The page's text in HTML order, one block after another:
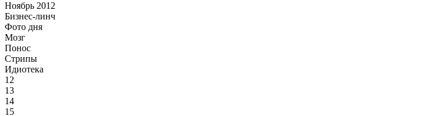
Ноябрь 2012
Бизнес-линч
Фото дня
Мозг
Понос
Стрипы
Идиотека
12
13
14
15